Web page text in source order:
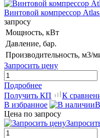
Винтовой компрессор
запросу
Мощность, кВт
Давление, бар.
Производительность, м3/
Запросить цену
Подробнее
Получить КП
К
В избранное
Цена по запросу